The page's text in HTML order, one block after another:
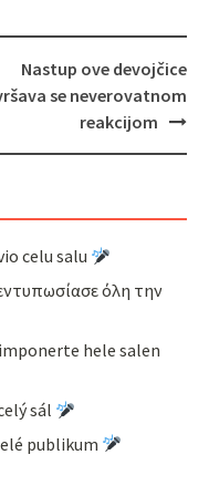
Nastup ove devojčice
se neverovatnom
reakcijom
celu salu
όλη την
hele salen
sál
publikum